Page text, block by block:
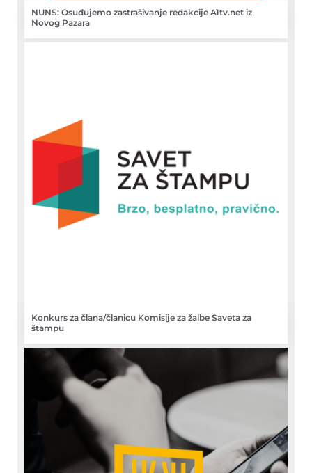
NUNS: Osuđujemo zastrašivanje redakcije A1tv.net iz
Novog Pazara
Konkurs za člana/članicu Komisije za žalbe Saveta za
štampu